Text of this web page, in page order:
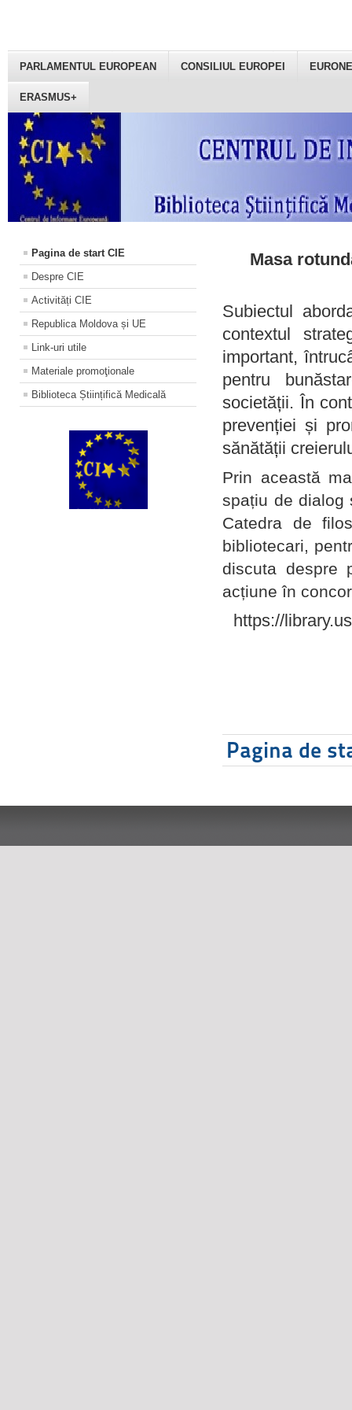
PARLAMENTUL EUROPEAN CONSILIUL EUROPEI
ERASMUS+
Pagina de start CIE
Despre CIE
Activități CIE
Republica Moldova și UE
Link-uri utile
Materiale promoţionale
Biblioteca Științifică Medicală
Masa
Subiectul
contextul
important,
pentru
societății. În
prevenției și
sănătății
Prin această
spațiu de dialog
Catedra de
bibliotecari,
discuta despre
acțiune în
https://
Pagina de